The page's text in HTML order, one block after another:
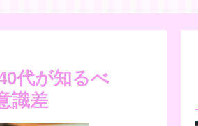
代が知るべ
識差